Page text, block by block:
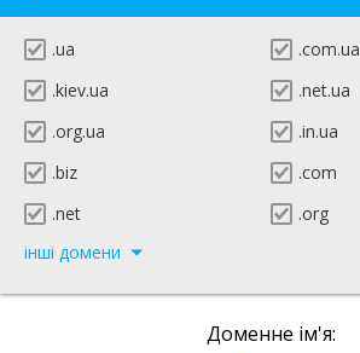
.ua
.com.ua
.kiev.ua
.net.ua
.org.ua
.in.ua
.biz
.com
.net
.org
інші домени
Доменне ім'я: